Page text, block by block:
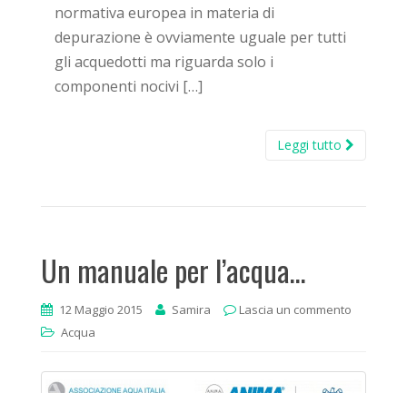
normativa europea in materia di
depurazione è ovviamente uguale per tutti
gli acquedotti ma riguarda solo i
componenti nocivi […]
Leggi tutto
Un manuale per l’acqua…
12 Maggio 2015 Samira
Lascia un commento
Acqua